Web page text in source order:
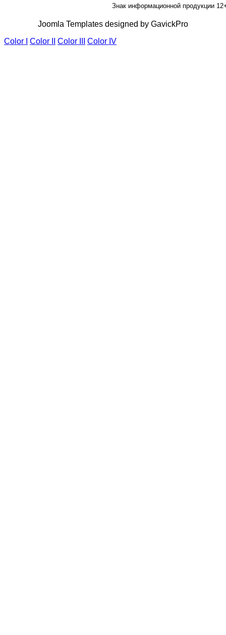
Знак информационной продукции
Joomla Templates designed by GavickPro
Color I
Color II Color III Color IV